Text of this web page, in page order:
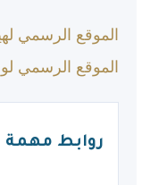
الموقع الرسمي
الموقع الرسمي